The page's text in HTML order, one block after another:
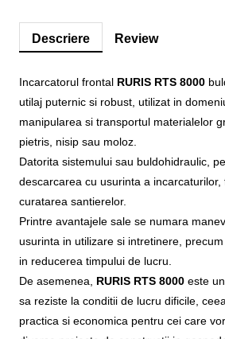
Descriere Review
Incarcatorul frontal RURIS RTS 8000
utilaj puternic si robust, utilizat in
manipularea si transportul materialelor
pietris, nisip sau moloz.
Datorita sistemului sau buldohidraulic,
descarcarea cu usurinta a incarcaturilor,
curatarea santierelor.
Printre avantajele sale se numara
usurinta in utilizare si intretinere,
in reducerea timpului de lucru.
De asemenea, RURIS RTS 8000 este
sa reziste la conditii de lucru dificile,
practica si economica pentru cei care